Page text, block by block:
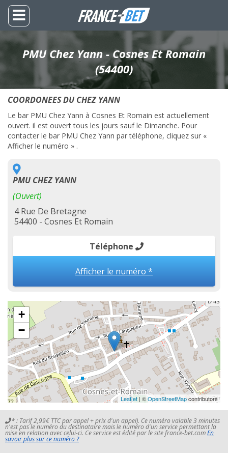
PMU Chez Yann - Cosnes Et Romain
(54400)
COORDONEES DU CHEZ YANN
Le bar PMU Chez Yann à Cosnes Et Romain est actuellement
ouvert. il est ouvert tous les jours sauf le Dimanche. Pour
contacter le bar PMU Chez Yann par téléphone, cliquez sur «
Afficher le numéro » .
PMU CHEZ YANN
(Ouvert)
4 Rue De Bretagne
54400 - Cosnes Et Romain
Téléphone
Afficher le numéro *
+
−
Leaflet | ©OpenStreetMapcontributors
* : Tarif 2,99€ TTC par appel + prix d'un appel). Ce numéro valable 3 minutes
n'est pas le numéro du destinataire mais le numéro d'un service permettant la
mise en relation avec celui-ci. Ce service est édité par le site france-bet.comEn
savoir plus sur ce numéro ?